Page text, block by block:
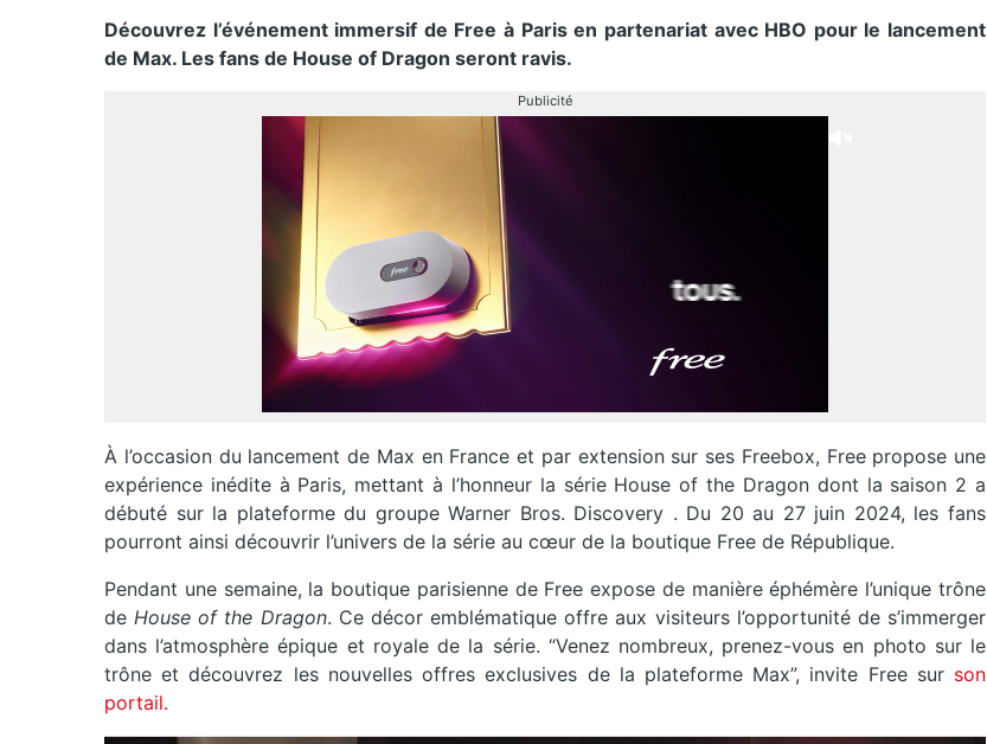
Découvrez l’événement immersif de Free à Paris en partenariat avec HBO pour le lancement
de Max. Les fans de House of Dragon seront ravis.
Publicité
À l’occasion du lancement de Max en France et par extension sur ses Freebox, Free propose une
expérience inédite à Paris, mettant à l’honneur la série House of the Dragon dont la saison 2 a
débuté sur la plateforme du groupe Warner Bros. Discovery . Du 20 au 27 juin 2024, les fans
pourront ainsi découvrir l’univers de la série au cœur de la boutique Free de République.
Pendant une semaine, la boutique parisienne de Free expose de manière éphémère l’unique trône
deHouse of the Dragon. Ce décor emblématique offre aux visiteurs l’opportunité de s’immerger
dans l’atmosphère épique et royale de la série. “Venez nombreux, prenez-vous en photo sur le
trône et découvrez les nouvelles offres exclusives de la plateforme Max”, invite Free sur son
portail.